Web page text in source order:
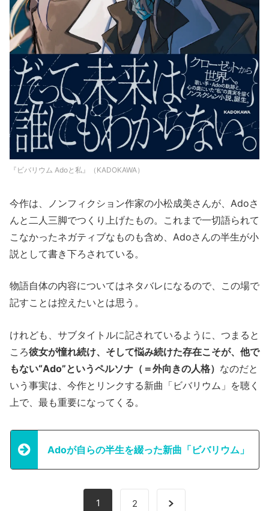
『ビバリウム Adoと私』（KADOKAWA）
今作は、ノンフィクション作家の小松成美さんが、Adoさ
んと二人三脚でつくり上げたもの。これまで一切語られて
こなかったネガティブなものも含め、Adoさんの半生が小
説として書き下ろされている。
物語自体の内容についてはネタバレになるので、この場で
記すことは控えたいとは思う。
けれども、サブタイトルに記されているように、つまると
ころ彼女が憧れ続け、そして悩み続けた存在こそが、他で
もない“Ado”というペルソナ（＝外向きの人格） なのだと
いう事実は、今作とリンクする新曲「ビバリウム」を聴く
上で、最も重要になってくる。
Adoが自らの半生を綴った新曲「ビバリウム」
1 2